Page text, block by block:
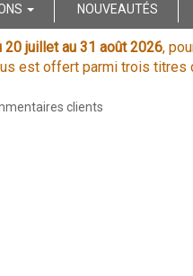
NOUVEAUTÉS
20 juillet au 31 août 2026,
est offert parmi trois titres
clients